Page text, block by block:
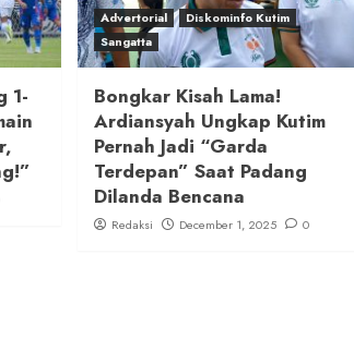
1-
Advertorial
Diskominfo Kutim
Sangatta
Bongkar Kisah Lama!
Ardiansyah Ungkap Kutim
Pernah Jadi “Garda
Terdepan” Saat Padang
Dilanda Bencana
Redaksi December 1, 2025 0